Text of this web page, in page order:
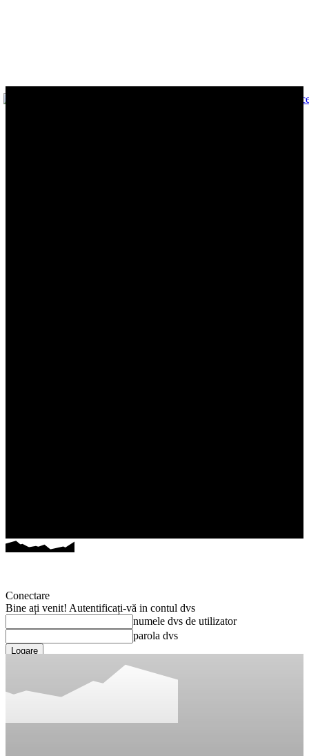
Conectare
Bine ați venit! Autentificați-vă in contul dvs
numele dvs de utilizator
parola dvs
Ați uitat parola? obține ajutor
Recuperați-vă parola